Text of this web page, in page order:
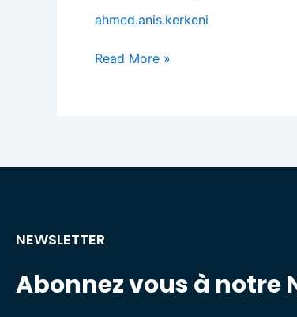
ahmed.anis.kerkeni
regime
Read More »
NEWSLETTER
Abonnez vous à notre